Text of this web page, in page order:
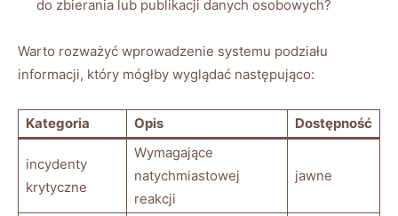
do zbierania lub‌ publikacji danych osobowych?
Warto rozważyć wprowadzenie systemu ​podziału
informacji, który mógłby wyglądać następująco:
Kategoria Opis Dostępność
incydenty
krytyczne
Wymagające
⁢natychmiastowej
reakcji
jawne